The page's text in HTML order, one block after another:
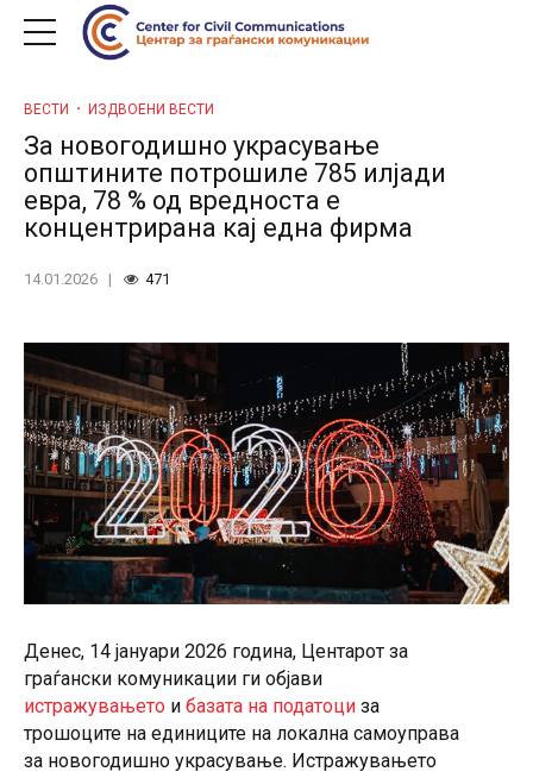
ВЕСТИ ИЗДВОЕНИ ВЕСТИ
За новогодишно украсување
општините потрошиле 785 илјади
евра, 78 % од вредноста е
концентрирана кај една фирма
14.01.2026 471
Денес, 14 јануари 2026 година, Центарот за
граѓански комуникации ги објави
истражувањето и базата на податоци за
трошоците на единиците на локална самоуправа
за новогодишно украсување. Истражувањето